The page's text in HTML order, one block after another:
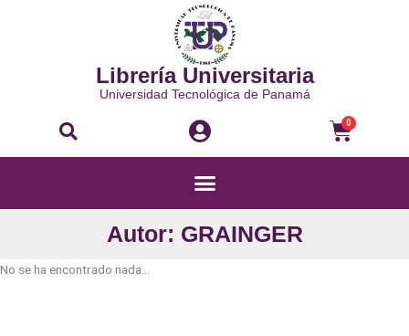
Librería Universitaria
Universidad Tecnológica de Panamá
Buscar 0
Menú
Autor: GRAINGER
No se ha encontrado nada...